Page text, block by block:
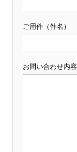
ご用件（件名）
お問い合わせ内容